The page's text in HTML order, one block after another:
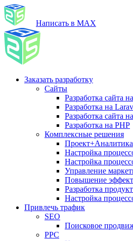
Написать в MAX
Заказать разработку
Сайты
Разработка сайта
Разработка на
Разработка сайта
Разработка на PHP
Комплексные решения
Проект+Аналитика
Настройка
Настройка
Управление
Повышение
Разработка
Настройка
Привлечь трафик
SEO
Поисковое
PPC